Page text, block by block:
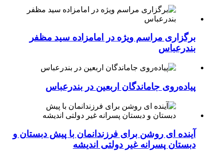
برگزاری مراسم ویژه در امامزاده سید مظفر
بندرعباس
پیاده‌روی جاماندگان اربعین در بندرعباس
آینده ای روشن برای فرزندانمان با پیش دبستان و
دبستان پسرانه غیر دولتی اندیشه